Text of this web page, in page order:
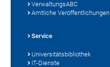
VerwaltungsABC
Amtliche Veröffentlichungen
Service
Universitätsbibliothek
IT-Dienste